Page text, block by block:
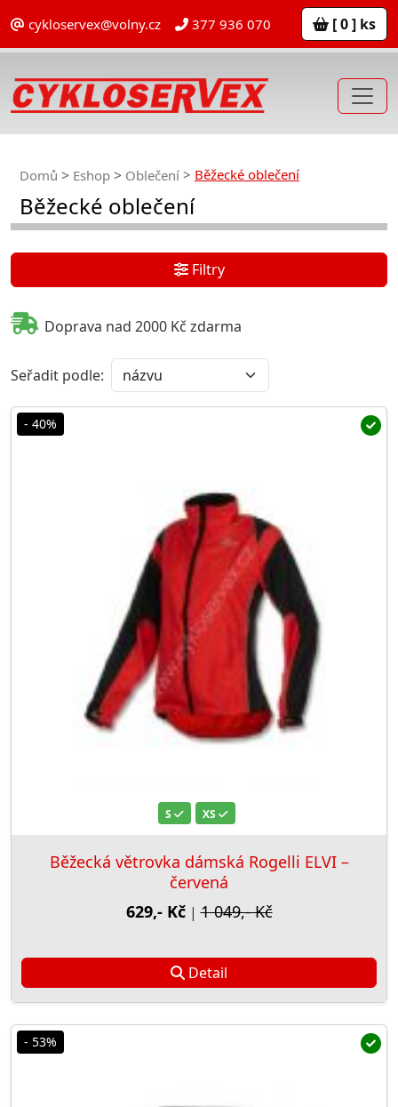
cykloservex@volny.cz 377 936 070 [ 0 ] ks
Domů Eshop Oblečení Běžecké oblečení
Běžecké oblečení
Filtry
Doprava nad 2000 Kč zdarma
Seřadit podle:
- 40%
S XS
Běžecká větrovka dámská Rogelli ELVI –
červená
629,- Kč|1 049,- Kč
Detail
- 53%